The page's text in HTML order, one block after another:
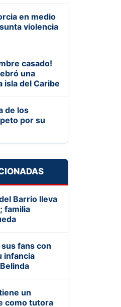
en medio
violencia
casado!
una
isla del Caribe
de los
por su
Barrio lleva
familia
fans con
infancia
un
como tutora